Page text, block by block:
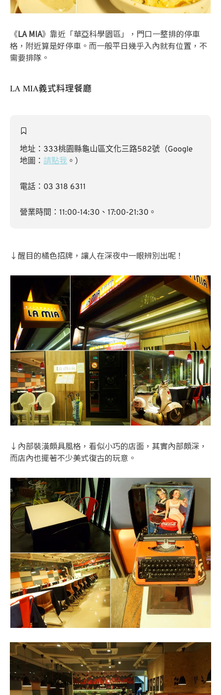
《LA MIA》靠近「華亞科學園區」，門口一整排的停車
格，附近算是好停車。而一般平日幾乎入內就有位置，不
需要排隊。
LA MIA義式料理餐廳
地址：333桃園縣龜山區文化三路582號（Google
地圖： 請點我 。）
電話：03 318 6311
營業時間：11:00-14:30、17:00-21:30。
↓醒目的橘色招牌，讓人在深夜中一眼辨別出呢！
↓內部裝潢頗具風格，看似小巧的店面，其實內部頗深，
而店內也擺著不少美式復古的玩意。